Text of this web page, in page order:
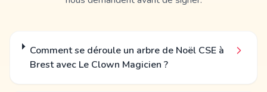
Comment se déroule un arbre de Noël CSE à
Brest avec Le Clown Magicien ?